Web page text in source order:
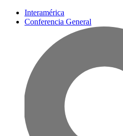
Interamérica
Conferencia General